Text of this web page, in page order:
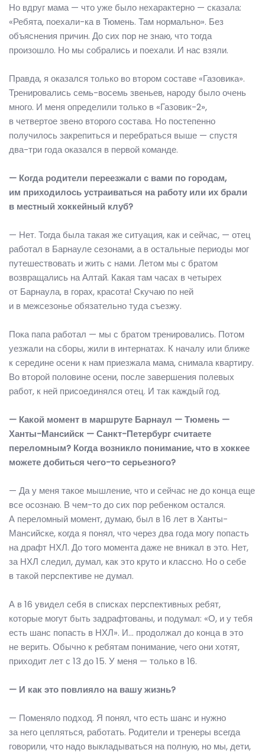
Но вдруг мама — что уже было нехарактерно — сказала:
«Ребята, поехали-ка в Тюмень. Там нормально». Без
объяснения причин. До сих пор не знаю, что тогда
произошло. Но мы собрались и поехали. И нас взяли.
Правда, я оказался только во втором составе «Газовика».
Тренировались семь-восемь звеньев, народу было очень
много. И меня определили только в «Газовик-2»,
в четвертое звено второго состава. Но постепенно
получилось закрепиться и перебраться выше — спустя
два-три года оказался в первой команде.
— Когда родители переезжали с вами по городам,
им приходилось устраиваться на работу или их брали
в местный хоккейный клуб?
— Нет. Тогда была такая же ситуация, как и сейчас, — отец
работал в Барнауле сезонами, а в остальные периоды мог
путешествовать и жить с нами. Летом мы с братом
возвращались на Алтай. Какая там часах в четырех
от Барнаула, в горах, красота! Скучаю по ней
и в межсезонье обязательно туда съезжу.
Пока папа работал — мы с братом тренировались. Потом
уезжали на сборы, жили в интернатах. К началу или ближе
к середине осени к нам приезжала мама, снимала квартиру.
Во второй половине осени, после завершения полевых
работ, к ней присоединялся отец. И так каждый год.
— Какой момент в маршруте Барнаул — Тюмень —
Ханты-Мансийск — Санкт-Петербург считаете
переломным? Когда возникло понимание, что в хоккее
можете добиться чего-то серьезного?
— Да у меня такое мышление, что и сейчас не до конца еще
все осознаю. В чем-то до сих пор ребенком остался.
А переломный момент, думаю, был в 16 лет в Ханты-
Мансийске, когда я понял, что через два года могу попасть
на драфт НХЛ. До того момента даже не вникал в это. Нет,
за НХЛ следил, думал, как это круто и классно. Но о себе
в такой перспективе не думал.
А в 16 увидел себя в списках перспективных ребят,
которые могут быть задрафтованы, и подумал: «О, и у тебя
есть шанс попасть в НХЛ». И… продолжал до конца в это
не верить. Обычно к ребятам понимание, чего они хотят,
приходит лет с 13 до 15. У меня — только в 16.
— И как это повлияло на вашу жизнь?
— Поменяло подход. Я понял, что есть шанс и нужно
за него цепляться, работать. Родители и тренеры всегда
говорили, что надо выкладываться на полную, но мы, дети,